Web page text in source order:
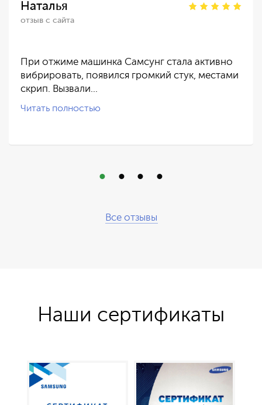
Наталья
отзыв с сайта
При отжиме машинка Самсунг стала активно
вибрировать, появился громкий стук, местами
скрип. Вызвали…
Читать полностью
Все отзывы
Наши сертификаты